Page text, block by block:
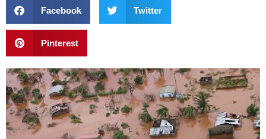
Facebook Twitter
Pinterest